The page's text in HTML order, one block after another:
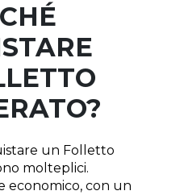
un Folletto
molteplici.
economico, con un